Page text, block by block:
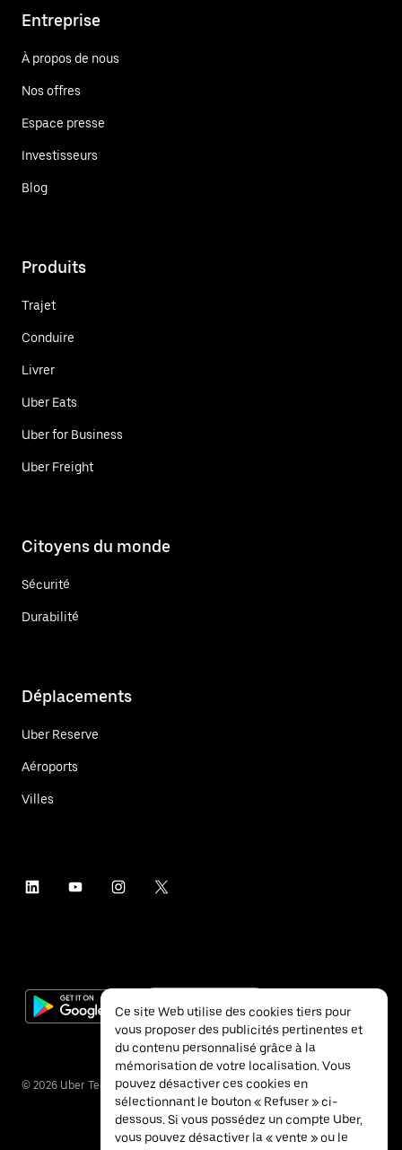
Entreprise
À propos de nous
Nos offres
Espace presse
Investisseurs
Blog
Produits
Trajet
Conduire
Livrer
Uber Eats
Uber for Business
Uber Freight
Citoyens du monde
Sécurité
Durabilité
Déplacements
Uber Reserve
Aéroports
Villes
© 2026 Uber Technologies Inc.
Ce site Web utilise des cookies tiers pour
vous proposer des publicités pertinentes et
du contenu personnalisé grâce à la
mémorisation de votre localisation. Vous
pouvez désactiver ces cookies en
sélectionnant le bouton « Refuser » ci-
dessous. Si vous possédez un compte Uber,
vous pouvez désactiver la « vente » ou le